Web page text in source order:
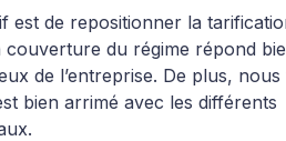
est de repositionner la
couverture du régime répond
de l’entreprise. De plus,
bien arrimé avec les différents